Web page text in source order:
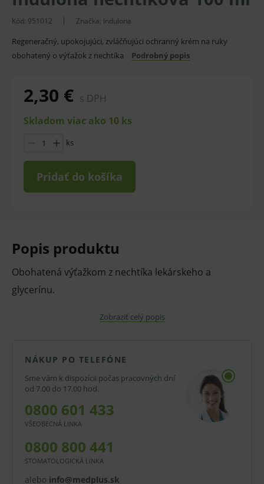
Kód: 951012 Značka: Indulona
Regeneračný, upokojujúci, zvláčňujúci ochranný krém na ruky
obohatený o výťažok z nechtíka
Podrobný popis
2,30 € s DPH
Skladom viac ako 10 ks
ks
Pridať do košíka
Popis produktu
Obohatená výťažkom z nechtíka lekárskeho a
glycerínu.
nechtíkový regeneračný ochranný krém
pokožky a jej ochrana pri práci
pomáha pri regenerácii
okamžite upokojuje
má protizápalové účinky a urýchľuje hojenie
obsahuje výťažok z nechtíka lekárskeho
Obsah: 100 ml
Zobraziť celý popis
NÁKUP PO TELEFÓNE
Sme vám k dispozícii počas pracovných dní
od 7.00 do 17.00 hod.
0800 601 433
VŠEOBECNÁ LINKA
0800 800 441
STOMATOLOGICKÁ LINKA
alebo info@medplus.sk